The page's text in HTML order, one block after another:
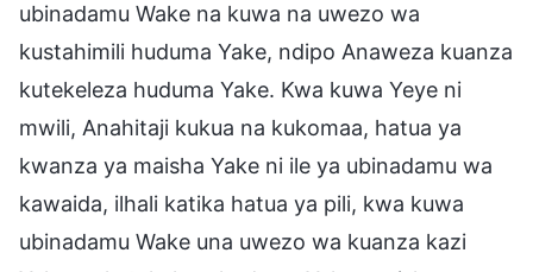
ubinadamu Wake na kuwa na uwezo wa
kustahimili huduma Yake, ndipo Anaweza kuanza
kutekeleza huduma Yake. Kwa kuwa Yeye ni
mwili, Anahitaji kukua na kukomaa, hatua ya
kwanza ya maisha Yake ni ile ya ubinadamu wa
kawaida, ilhali katika hatua ya pili, kwa kuwa
ubinadamu Wake una uwezo wa kuanza kazi